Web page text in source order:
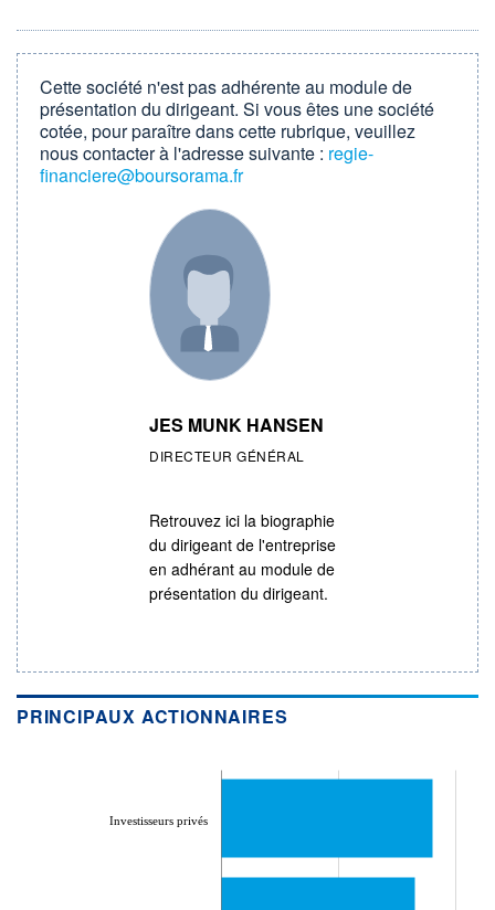
Cette société n'est pas adhérente au module de
présentation du dirigeant. Si vous êtes une société
cotée, pour paraître dans cette rubrique, veuillez
nous contacter à l'adresse suivante : regie-
financiere@boursorama.fr
JES MUNK HANSEN
DIRECTEUR GÉNÉRAL
Retrouvez ici la biographie
du dirigeant de l'entreprise
en adhérant au module de
présentation du dirigeant.
PRINCIPAUX ACTIONNAIRES
Investisseurs privés